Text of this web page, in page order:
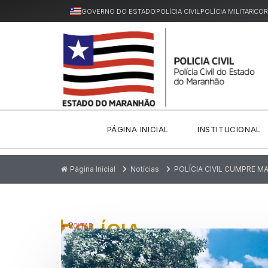
GOVERNO DO ESTADOPOLÍCIA CIVILPOLÍCIA MILITAR
PÁGINA INICIAL INSTITUCIONAL
Página Inicial Notícias POLÍCIA CIVIL CUMPRE
P
u
bl
ic
POLÍCIA
CIVIL
VOLTAR